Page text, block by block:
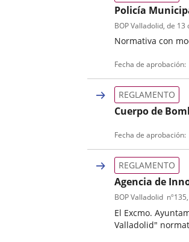
Policía
Normativa con
de
normativa
boletin
BOP Valladolid, de 13
Fecha de aprobación
Cuerpo de
de
normativa
REGLAMENTO
Fecha de aprobación
Agencia de
El Excmo.
Valladolid"
REGLAMENTO
BOP Valladolid nº135